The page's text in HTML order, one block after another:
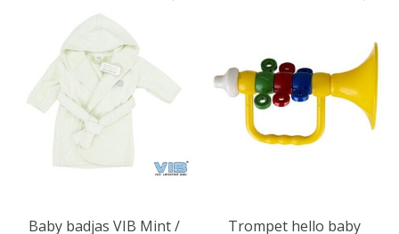
Baby badjas VIB Mint /
Trompet hello baby